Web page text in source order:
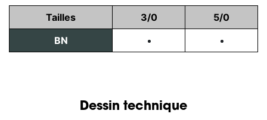
Tailles 3/0
5/0
BN
Dessin technique